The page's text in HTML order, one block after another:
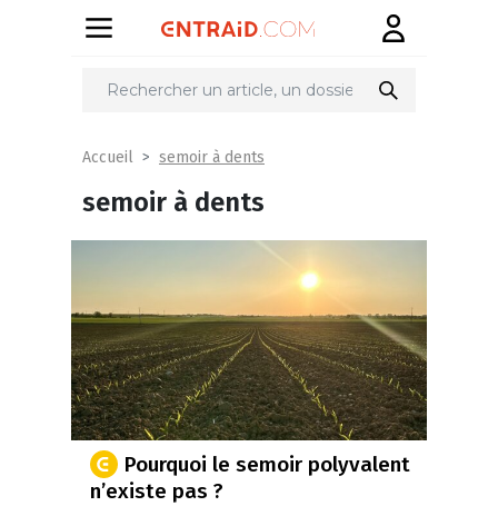
Accueil semoir à dents
semoir à dents
Pourquoi le semoir polyvalent
n’existe pas ?